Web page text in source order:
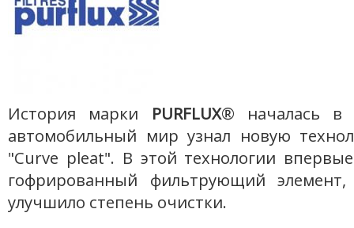
История марки PURFLUX® началась в
автомобильный мир узнал новую
"Curve pleat". В этой технологии
гофрированный фильтрующий элемент,
улучшило степень очистки.